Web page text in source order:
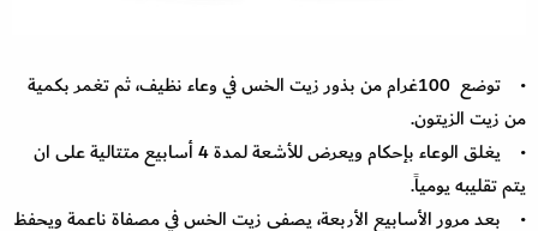
• توضع 100غرام من بذور زيت الخس في وعاء نظيف، ثم تغمر بكمية
من زيت الزيتون.
• يغلق الوعاء بإحكام ويعرض للأشعة لمدة 4 أسابيع متتالية على ان
يتم تقليبه يومياً.
• بعد مرور الأسابيع الأربعة، يصفى زيت الخس في مصفاة ناعمة ويحفظ